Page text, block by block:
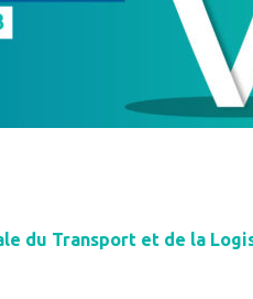
du Transport et de la